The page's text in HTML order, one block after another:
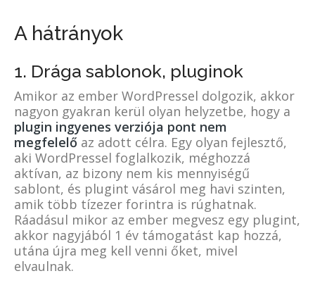
A hátrányok
1. Drága sablonok, pluginok
Amikor az ember WordPressel dolgozik, akkor
nagyon gyakran kerül olyan helyzetbe, hogy a
plugin ingyenes verziója pont nem
megfelelő az adott célra. Egy olyan fejlesztő,
aki WordPressel foglalkozik, méghozzá
aktívan, az bizony nem kis mennyiségű
sablont, és plugint vásárol meg havi szinten,
amik több tízezer forintra is rúghatnak.
Ráadásul mikor az ember megvesz egy plugint,
akkor nagyjából 1 év támogatást kap hozzá,
utána újra meg kell venni őket, mivel
elvaulnak.